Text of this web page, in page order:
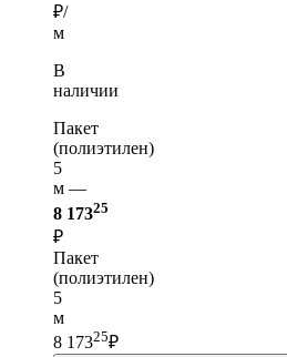
₽/
м
В
наличии
Пакет
(полиэтилен)
5
м —
8 17325
₽
Пакет
(полиэтилен)
5
м
8 17325₽